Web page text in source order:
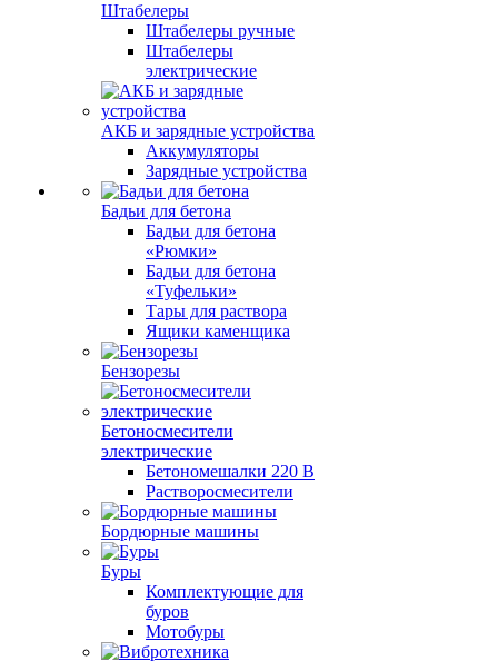
Штабелеры
Штабелеры ручные
Штабелеры
электрические
АКБ и зарядные устройства
Аккумуляторы
Зарядные устройства
Бадьи для бетона
Бадьи для бетона
«Рюмки»
Бадьи для бетона
«Туфельки»
Тары для раствора
Ящики каменщика
Бензорезы
Бетоносмесители
электрические
Бетономешалки 220 В
Растворосмесители
Бордюрные машины
Буры
Комплектующие для
буров
Мотобуры